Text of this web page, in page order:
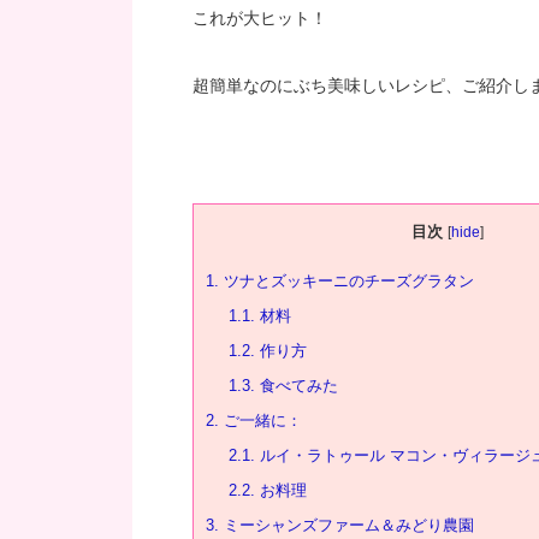
これが大ヒット！
超簡単なのにぶち美味しいレシピ、ご紹介し
目次 [hide]
1. ツナとズッキーニのチーズグラタン
1.1. 材料
1.2. 作り方
1.3. 食べてみた
2. ご一緒に：
2.1. ルイ・ラトゥール マコン・ヴィラージ
2.2. お料理
3. ミーシャンズファーム＆みどり農園